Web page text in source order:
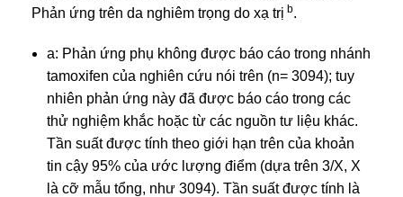
Phản ứng trên da nghiêm trọng do xạ trị b.
a: Phản ứng phụ không được báo cáo trong nhánh
tamoxifen của nghiên cứu nói trên (n= 3094); tuy
nhiên phản ứng này đã được báo cáo trong các
thử nghiệm khắc hoặc từ các nguồn tư liệu khác.
Tần suất được tính theo giới hạn trên của khoản
tin cậy 95% của ước lượng điểm (dựa trên 3/X, X
là cỡ mẫu tổng, như 3094). Tần suất được tính là